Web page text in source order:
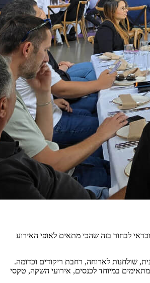
לבחור בזה שהכי מתאים לאופי האירוע
שולחנות לארוחה, רחבת ריקודים וכדומה.
במיוחד לכנסים, אירועי השקה, טקסי